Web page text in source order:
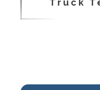
Truck